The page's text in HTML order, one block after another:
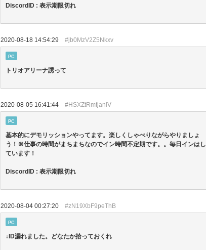
DiscordID : 表示期限切れ
2020-08-18 14:54:29 #jb0MzV2Z5Nkxv
PC
トリオアリーナ誘って
2020-08-05 16:41:44 #HSXZtRmtjanlV
PC
基本的にデモリッションやってます。楽しくしゃべりながらやりましょ
う！※仕事の時間がまちまちなのでイン時間不定期です。。毎日インはし
ています！
DiscordID : 表示期限切れ
2020-08-04 00:27:20 #zN19XbF9peThB
PC
↓ID漏れました。どなたか拾っておくれ